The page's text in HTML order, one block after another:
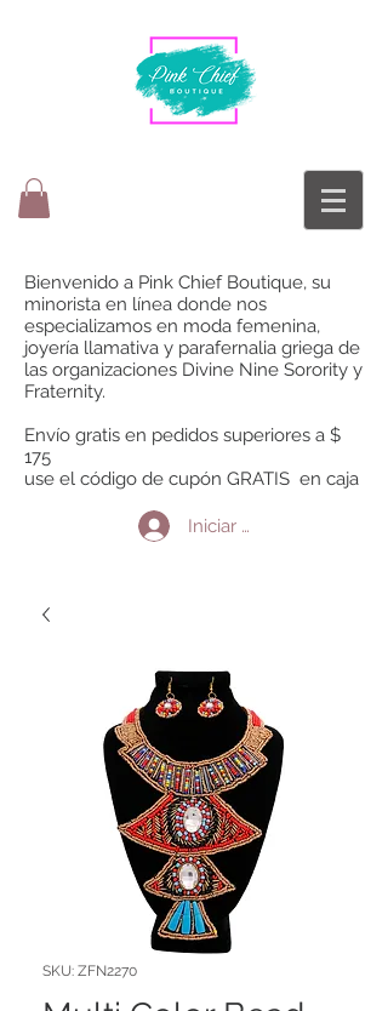
Bienvenido a Pink Chief Boutique, su
minorista en línea donde nos
especializamos en moda femenina,
joyería llamativa y parafernalia griega de
las organizaciones Divine Nine Sorority y
Fraternity.
Envío gratis en pedidos superiores a $
175
use el código de cupón GRATIS en caja
Iniciar sesión
SKU: ZFN2270